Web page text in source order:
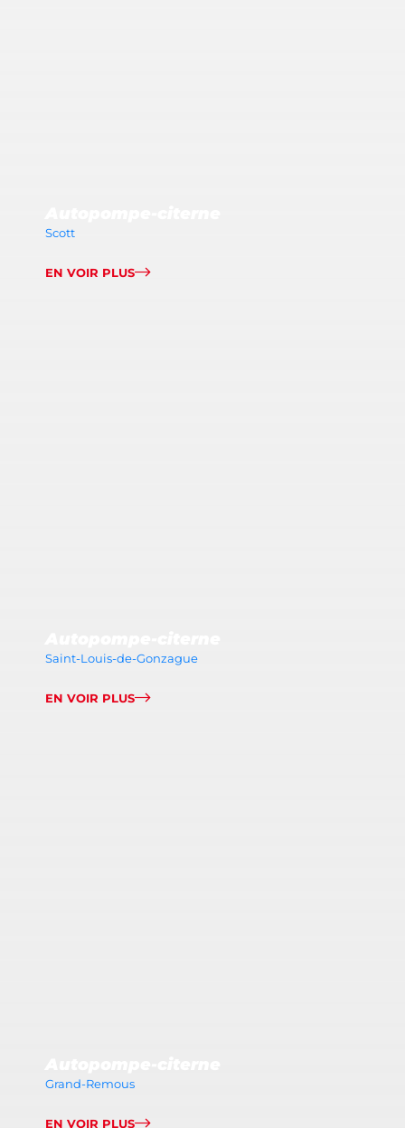
Scott
EN VOIR PLUS
Saint-Louis-de-Gonzague
EN VOIR PLUS
Grand-Remous
EN VOIR PLUS